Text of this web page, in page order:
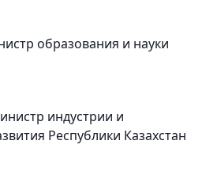
образования и науки
индустрии и
Республики Казахстан